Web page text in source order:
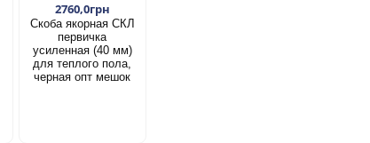
2760,0грн
Скоба якорная СКЛ
первичка
усиленная (40 мм)
для теплого пола,
черная опт мешок